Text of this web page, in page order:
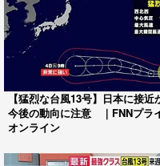
【猛烈な台風13号】日本に接近
今後の動向に注意 ｜FNNプラ
オンライン